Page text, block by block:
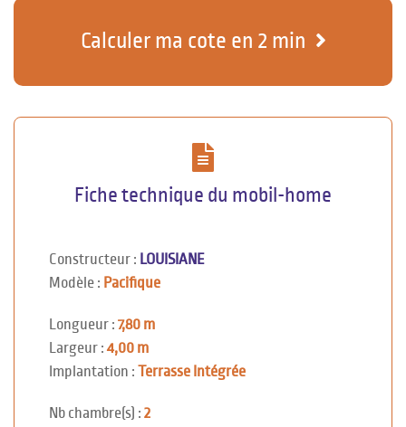
Calculer ma cote en 2 min
Fiche technique du mobil-home
Constructeur : LOUISIANE
Modèle : Pacifique
Longueur : 7,80 m
Largeur : 4,00 m
Implantation : Terrasse Intégrée
Nb chambre(s) : 2